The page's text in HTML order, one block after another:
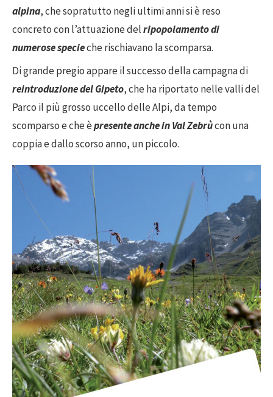
alpina, che sopratutto negli ultimi anni si è reso
concreto con l’attuazione delripopolamento di
numerose specieche rischiavano la scomparsa.
Di grande pregio appare il successo della campagna di
reintroduzione del Gipeto, che ha riportato nelle valli del
Parco il più grosso uccello delle Alpi, da tempo
scomparso e che èpresente anche in Val Zebrùcon una
coppia e dallo scorso anno, un piccolo.